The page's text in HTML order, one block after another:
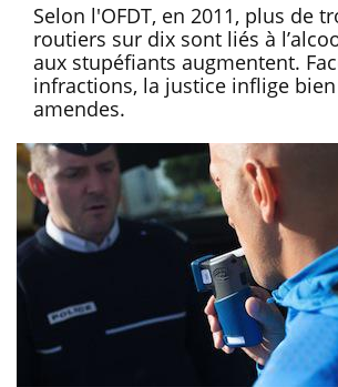
Selon l'OFDT, en 2011, plus de
routiers sur dix sont liés à
aux stupéfiants augmentent.
infractions, la justice inflige
amendes.